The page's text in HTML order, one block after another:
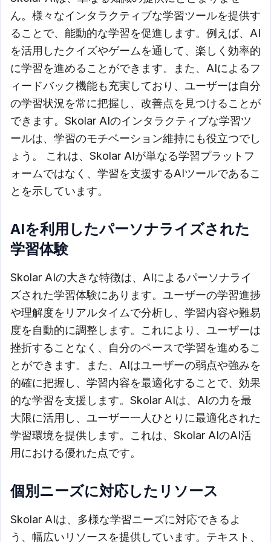
ん。様々なインタラクティブな学習ツールを提供す
ることで、能動的な学習を促進します。例えば、AI
を活用したクイズやゲームを通して、楽しく効率的
に学習を進めることができます。また、AIによるフ
ィードバック機能も充実しており、ユーザーは自分
の学習状況を常に把握し、改善点を見つけることが
できます。Skolar AIのインタラクティブな学習ツ
ールは、学習のモチベーション維持にも役立つでし
ょう。 これは、Skolar AIが単なる学習プラットフ
ォームではなく、学習を支援するAIツールであるこ
とを示しています。
AIを利用したパーソナライズされた
学習体験
Skolar AIの大きな特徴は、AIによるパーソナライ
ズされた学習体験にあります。ユーザーの学習進捗
や理解度をリアルタイムで分析し、学習内容や難易
度を自動的に調整します。これにより、ユーザーは
挫折することなく、自分のペースで学習を進めるこ
とができます。また、AIはユーザーの弱点や強みを
的確に把握し、学習内容を最適化することで、効果
的な学習を支援します。Skolar AIは、AIの力を最
大限に活用し、ユーザー一人ひとりに最適化された
学習環境を提供します。これは、Skolar AIのAI活
用における優れた点です。
個別ニーズに対応したリソース
Skolar AIは、多様な学習ニーズに対応できるよ
う、幅広いリソースを提供しています。テキスト、